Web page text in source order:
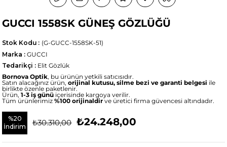
GUCCI 1558SK GÜNEŞ GÖZLÜĞÜ
(G-GUCC-1558SK-51)
Stok Kodu
Marka : GUCCI
Tedarikçi : Elit Gözlük
Bornova Optik, bu ürünün yetkili satıcısıdır.
Satın alacağınız ürün,orijinal kutusu, silme bezi ve garanti belgesi ile
birlikte özenle paketlenir.
Ürün,1-3 iş günü içerisinde kargoya verilir.
Tüm ürünlerimiz%100 orijinaldirve üretici firma güvencesi altındadır.
%20
İndirim
₺30.310,00 ₺24.248,00